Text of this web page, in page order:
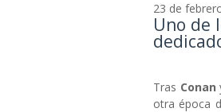
23 de
Uno de
Tras Conan
otra época